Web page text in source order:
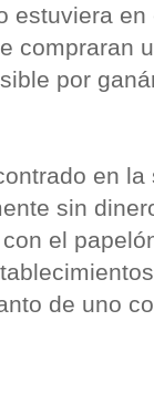
estuviera
compraran
por
en
sin
el
de uno